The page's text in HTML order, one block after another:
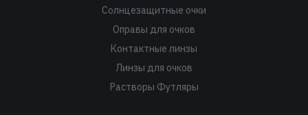
Солнцезащитные очки
Оправы для очков
Контактные линзы
Линзы для очков
Растворы Футляры